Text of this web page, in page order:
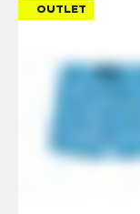
OUTLET